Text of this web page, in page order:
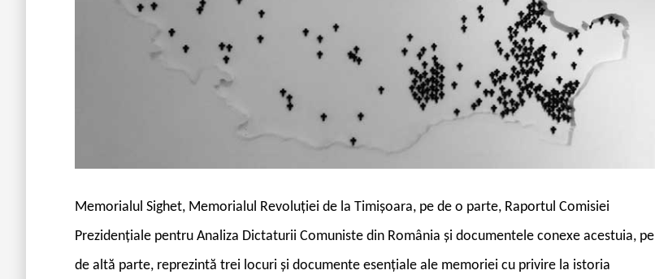
Memorialul Sighet, Memorialul Revoluției de la Timișoara, pe de o parte, Raportul Comisiei
Prezidențiale pentru Analiza Dictaturii Comuniste din România și documentele conexe acestuia, pe
de altă parte, reprezintă trei locuri și documente esențiale ale memoriei cu privire la istoria